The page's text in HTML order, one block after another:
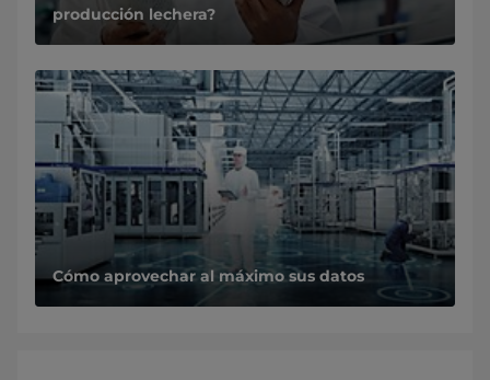
producción lechera?
Cómo aprovechar al máximo sus datos